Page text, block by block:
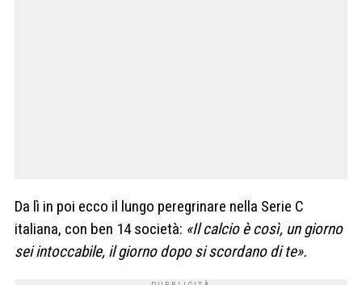
Da lì in poi ecco il lungo peregrinare nella Serie C
italiana, con ben 14 società: «Il calcio è così, un giorno
sei intoccabile, il giorno dopo si scordano di te».